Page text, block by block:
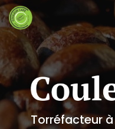
Aller
au
contenu
principal
Torréfacteur